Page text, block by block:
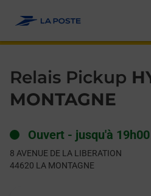
Relais Pickup
MONTAGNE
Ouvert - jusqu'à 19h00
8 AVENUE DE LA LIBERATION
44620 LA MONTAGNE